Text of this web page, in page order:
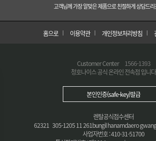
고객님께 가장 알맞은 제품으로 친절하게 상담드리
홈으로 이용약관 개인정보처리방침
Customer Center
1566-1393
청호나이스 공식 온라인 전속점 입니다
본인인증(safe-key)발급
렌탈공식접수센터
62321 305-1205 11 261bungil hanamdaero
사업자번호 : 410-31-51700